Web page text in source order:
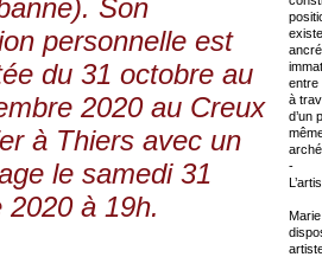
Son
personnelle est
du 31 octobre au
2020 au Creux
à Thiers avec un
le samedi 31
2020 à 19h.
entre
à
d’un
-